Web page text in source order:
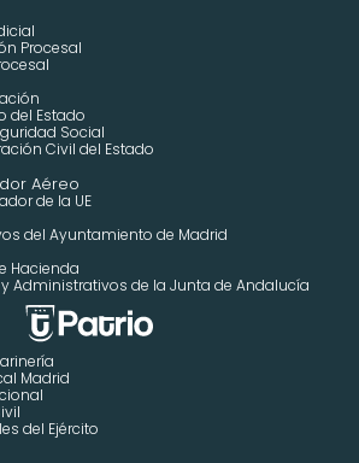
Procesal
del Estado
Social
Civil del Estado
Aéreo
de la UE
del Ayuntamiento de Madrid
Hacienda
Administrativos de la Junta de Andalucía
Madrid
del Ejército